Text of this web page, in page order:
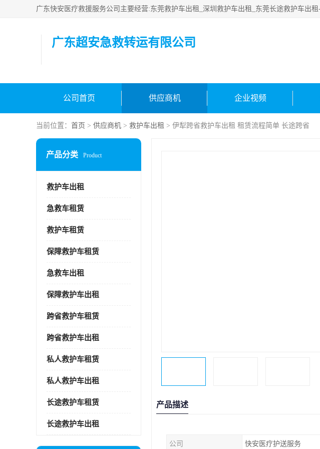
广东超安急救转运有限公司
公司首页 供应商机 企业视频
当前位置： 首页 > 供应商机 > 救护车出租 > 伊犁跨省救护车出租 租赁流程简单 长途跨省
产品分类 Product
救护车出租
急救车租赁
救护车租赁
保障救护车租赁
急救车出租
保障救护车出租
跨省救护车租赁
跨省救护车出租
私人救护车租赁
私人救护车出租
长途救护车租赁
长途救护车出租
产品描述
公司 快安医疗护送服务